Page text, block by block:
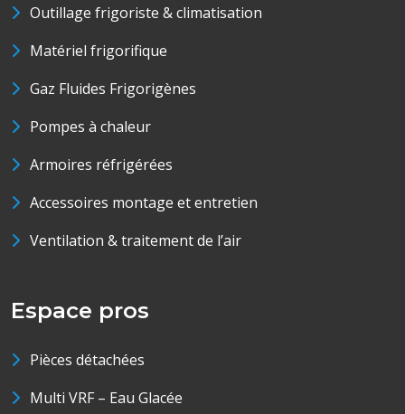
Outillage frigoriste & climatisation
Matériel frigorifique
Gaz Fluides Frigorigènes
Pompes à chaleur
Armoires réfrigérées
Accessoires montage et entretien
Ventilation & traitement de l’air
Espace pros
Pièces détachées
Multi VRF – Eau Glacée